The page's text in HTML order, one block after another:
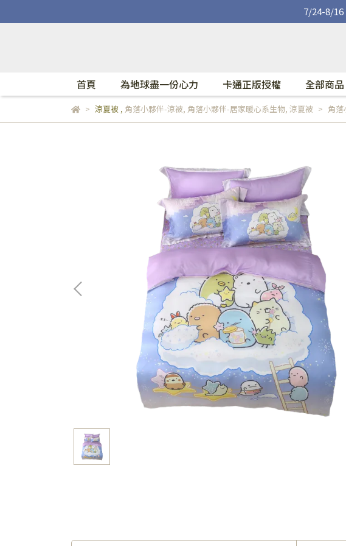
7/24-8/16
首頁 為地球盡一份心力 卡通正版授權 全部商品
涼夏被 , 角落小夥伴-涼被, 角落小夥伴-居家暖心系生物, 涼夏被 角